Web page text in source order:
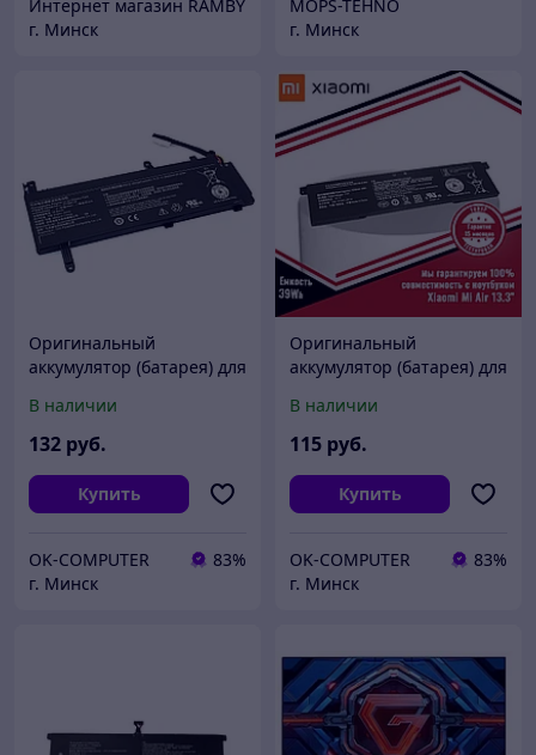
Интернет магазин RAMBY
г. Минск
MOPS-TEHNO
г. Минск
Оригинальный
аккумулятор (батарея) для
Laptop 7300HQ (G15B01W)
15.2V 3620mAh
В наличии
132 руб.
Купить
OK-COMPUTER
83%
г. Минск
Оригинальный
аккумулятор (батарея) для
13.3 (R13B02W/R13B01W)
7.6V 39Wh
В наличии
115 руб.
Купить
OK-COMPUTER
83%
г. Минск